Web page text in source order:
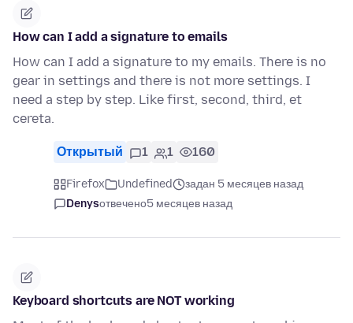
How can I add a signature to emails
How can I add a signature to my emails. There is no
gear in settings and there is not more settings. I
need a step by step. Like first, second, third, et
cereta.
Открытый 1 1 160
Firefox Undefined
задан 5 месяцев назад
Denysотвечено5 месяцев назад
Keyboard shortcuts are NOT working